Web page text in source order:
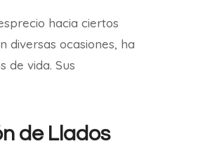
hacia ciertos
diversas ocasiones, ha
de vida. Sus
de Llados